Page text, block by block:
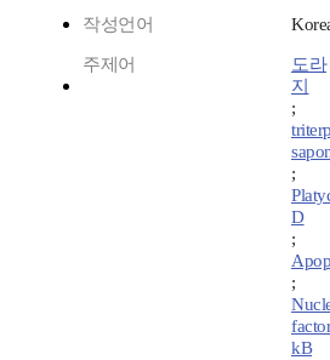
작성언어
주제어
도라
지
;
;
D
;
;
kB